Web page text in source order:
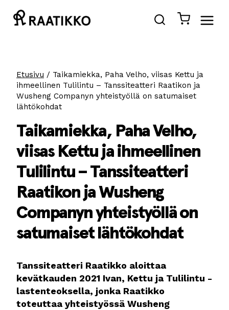
sisältöön
Etusivu / Taikamiekka, Paha Velho, viisas Kettu ja
ihmeellinen Tulilintu – Tanssiteatteri Raatikon ja
Wusheng Companyn yhteistyöllä on satumaiset
lähtökohdat
Taikamiekka, Paha Velho,
viisas Kettu ja ihmeellinen
Tulilintu – Tanssiteatteri
Raatikon ja Wusheng
Companyn yhteistyöllä on
satumaiset lähtökohdat
Tanssiteatteri Raatikko aloittaa
kevätkauden 2021 Ivan, Kettu ja Tulilintu -
lastenteoksella, jonka Raatikko
toteuttaa yhteistyössä Wusheng